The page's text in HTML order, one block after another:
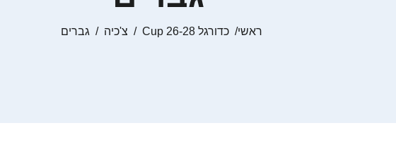
ראשי כדורגל Cup 26-28 צ'כיה גברים